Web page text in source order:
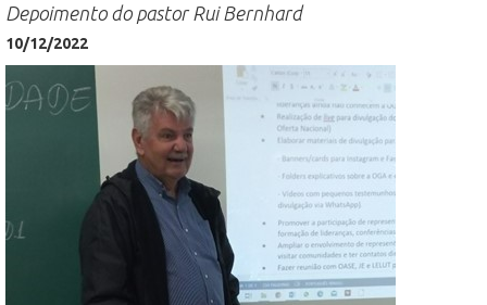
Depoimento do pastor Rui Bernhard
10/12/2022